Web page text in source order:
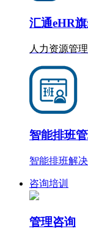
汇通eHR
人力资源管
智能排班
智能排班解
咨询培训
管理咨询